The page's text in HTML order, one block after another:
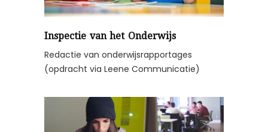
Inspectie van het Onderwijs
Redactie van onderwijsrapportages
(opdracht via Leene Communicatie)